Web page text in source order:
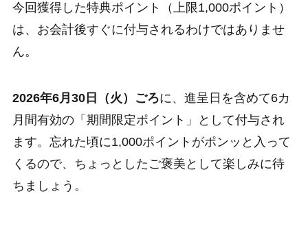
今回獲得した特典ポイント（上限1,000ポイント）
は、お会計後すぐに付与されるわけではありませ
ん。
2026年6月30日（火）ごろに、進呈日を含めて6カ
月間有効の「期間限定ポイント」として付与され
ます。忘れた頃に1,000ポイントがポンッと入って
くるので、ちょっとしたご褒美として楽しみに待
ちましょう。